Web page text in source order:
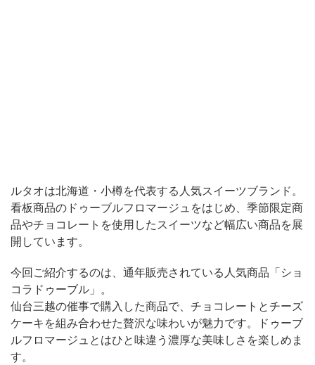
ルタオは北海道・小樽を代表する人気スイーツブランド。
看板商品のドゥーブルフロマージュをはじめ、季節限定商
品やチョコレートを使用したスイーツなど幅広い商品を展
開しています。
今回ご紹介するのは、通年販売されている人気商品「ショ
コラドゥーブル」。
仙台三越の催事で購入した商品で、チョコレートとチーズ
ケーキを組み合わせた贅沢な味わいが魅力です。ドゥーブ
ルフロマージュとはひと味違う濃厚な美味しさを楽しめま
す。